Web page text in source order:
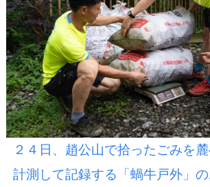
２４日、趙公山で拾ったごみを
計測して記録する「蝸牛戸外」